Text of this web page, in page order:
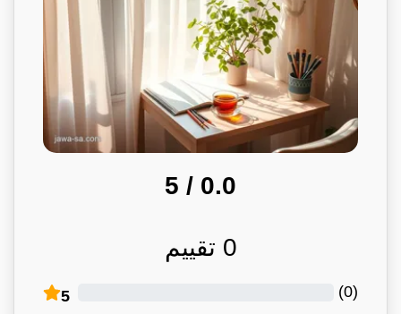
0.0
/ 5
0 تقييم
5 (
0
)